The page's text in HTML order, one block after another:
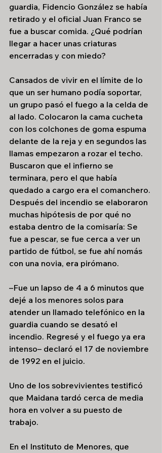
guardia, Fidencio González se había
retirado y el oficial Juan Franco se
fue a buscar comida. ¿Qué podrían
llegar a hacer unas criaturas
encerradas y con miedo?
Cansados de vivir en el límite de lo
que un ser humano podía soportar,
un grupo pasó el fuego a la celda de
al lado. Colocaron la cama cucheta
con los colchones de goma espuma
delante de la reja y en segundos las
llamas empezaron a rozar el techo.
Buscaron que el infierno se
terminara, pero el que había
quedado a cargo era el comanchero.
Después del incendio se elaboraron
muchas hipótesis de por qué no
estaba dentro de la comisaría: Se
fue a pescar, se fue cerca a ver un
partido de fútbol, se fue ahí nomás
con una novia, era pirómano.
–Fue un lapso de 4 a 6 minutos que
dejé a los menores solos para
atender un llamado telefónico en la
guardia cuando se desató el
incendio. Regresé y el fuego ya era
intenso– declaró el 17 de noviembre
de 1992 en el juicio.
Uno de los sobrevivientes testificó
que Maidana tardó cerca de media
hora en volver a su puesto de
trabajo.
En el Instituto de Menores, que